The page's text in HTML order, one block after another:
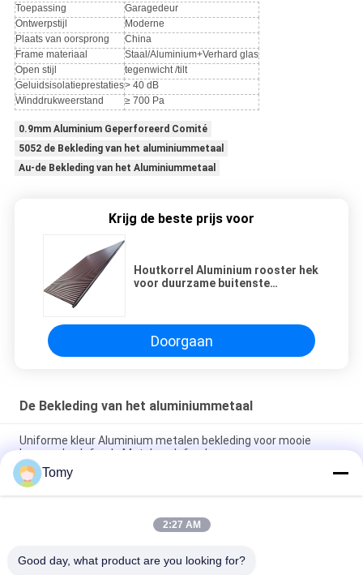
Toepassing
Garagedeur
Ontwerpstijl
Moderne
Plaats van oorsprong
China
Frame materiaal
Staal/Aluminium+Verhard glas
Open stijl
tegenwicht /tilt
Geluidsisolatieprestaties> 40 dB
Winddrukweerstand
≥ 700 Pa
0.9mm Aluminium Geperforeerd Comité
5052 de Bekleding van het aluminiummetaal
Au-de Bekleding van het Aluminiummetaal
Krijg de beste prijs voor
Houtkorrel Aluminium rooster hek
voor duurzame buitenste
Doorgaan
De Bekleding van het aluminiummetaal
Uniforme kleur Aluminium metalen bekleding voor mooie
hangende plafonds Metalen plafond
Houten graan op maat gemaakte aluminium metalen
bekleding voor prachtige hangende plafonds
3 mm Inrichting Wandbekleding Aluminiumcomposite panelen
Tomy
2:27 AM
Good day, what product are you looking for?